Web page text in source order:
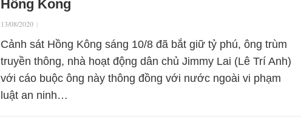
Hồng Kong
13/08/2020 |
Cảnh sát Hồng Kông sáng 10/8 đã bắt giữ tỷ phú, ông trùm
truyền thông, nhà hoạt động dân chủ Jimmy Lai (Lê Trí Anh)
với cáo buộc ông này thông đồng với nước ngoài vi phạm
luật an ninh…